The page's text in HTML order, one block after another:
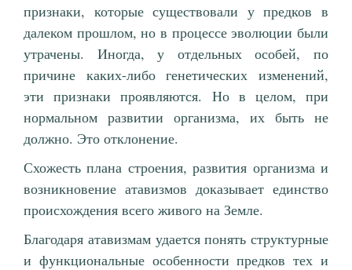
признаки, которые существовали у предков в
далеком прошлом, но в процессе эволюции были
утрачены. Иногда, у отдельных особей, по
причине каких-либо генетических изменений,
эти признаки проявляются. Но в целом, при
нормальном развитии организма, их быть не
должно. Это отклонение.
Схожесть плана строения, развития организма и
возникновение атавизмов доказывает единство
происхождения всего живого на Земле.
Благодаря атавизмам удается понять структурные
и функциональные особенности предков тех и